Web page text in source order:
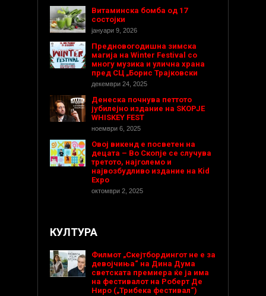
Витаминска бомба од 17
состојки
јануари 9, 2026
Предновогодишнa зимска
магија на Winter Festival со
многу музика и улична храна
пред СЦ „Борис Трајковски
декември 24, 2025
Денеска почнува петтото
јубилејно издание на SKOPJE
WHISKEY FEST
ноември 6, 2025
Овој викенд е посветен на
децата – Во Скопје се случува
третото, најголемо и
највозбудливо издание на Kid
Expo
октомври 2, 2025
КУЛТУРА
Филмот „Скејтбордингот не е за
девојчиња“ на Дина Дума
светската премиера ќе ја има
на фестивалот на Роберт Де
Ниро („Трибека фестивал“)